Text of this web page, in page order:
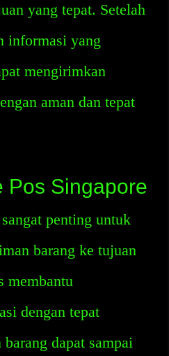
yang tepat. Setelah
informasi yang
mengirimkan
aman dan tepat
Pos Singapore
penting untuk
barang ke tujuan
membantu
dengan tepat
dapat sampai